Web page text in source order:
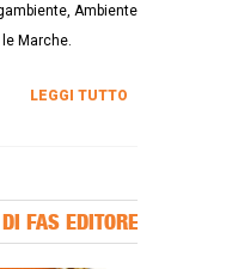
Ambiente
Marche.
LEGGI TUTTO
FAS EDITORE